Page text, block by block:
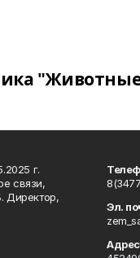
г.
связи,
Директор,
Эл.
Адрес